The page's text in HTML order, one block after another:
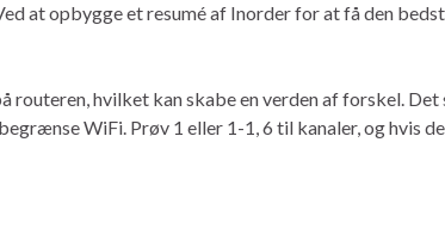
at opbygge et resumé af Inorder for at få den
routeren, hvilket kan skabe en verden af ​​forskel.
WiFi. Prøv 1 eller 1-1, 6 til kanaler, og hvis